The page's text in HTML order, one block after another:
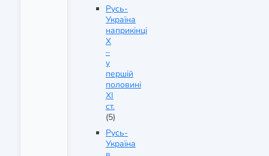
Русь-
Україна
наприкінці
X
–
у
першій
половині
XI
ст.
(5)
Русь-
Україна